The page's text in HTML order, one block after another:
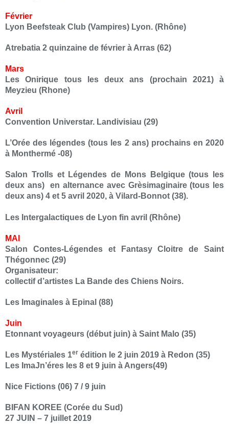
Février
Lyon Beefsteak Club (Vampires) Lyon. (Rhône)
Atrebatia 2 quinzaine de février à Arras (62)
Mars
Les Onirique tous les deux ans (prochain 2021) à
Meyzieu (Rhone)
Avril
Convention Universtar. Landivisiau (29)
L’Orée des légendes (tous les 2 ans) prochains en 2020
à Monthermé -08)
Salon Trolls et Légendes de Mons Belgique (tous les
deux ans) en alternance avec Grèsimaginaire (tous les
deux ans) 4 et 5 avril 2020, à Vilard-Bonnot (38).
Les Intergalactiques de Lyon fin avril (Rhône)
MAI
Salon Contes-Légendes et Fantasy Cloitre de Saint
Thégonnec (29)
Organisateur:
collectif d’artistes La Bande des Chiens Noirs.
Les Imaginales à Epinal (88)
Juin
Etonnant voyageurs (début juin) à Saint Malo (35)
Les Mystériales 1er édition le 2 juin 2019 à Redon (35)
Les ImaJn’éres les 8 et 9 juin à Angers(49)
Nice Fictions (06) 7 / 9 juin
BIFAN KOREE (Corée du Sud)
27 JUIN – 7 juillet 2019